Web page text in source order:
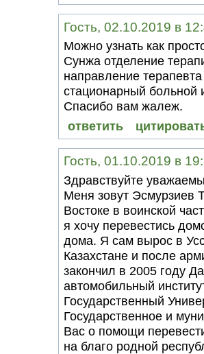
Гость, 02.10.2019 в
Можно узнать как
Сунжа отделение
направление
стационарный
Спасибо вам жалеж.
ответить
Гость, 01.10.2019 в
Здравствуйте
Меня зовут Эсмурзиев
Востоке в воинской
я хочу перевестись
дома. Я сам вырос в
Казахстане и после
закончил в 2005 году
автомобильный
Государственный
Государственное и
Вас о помощи
на благо родной